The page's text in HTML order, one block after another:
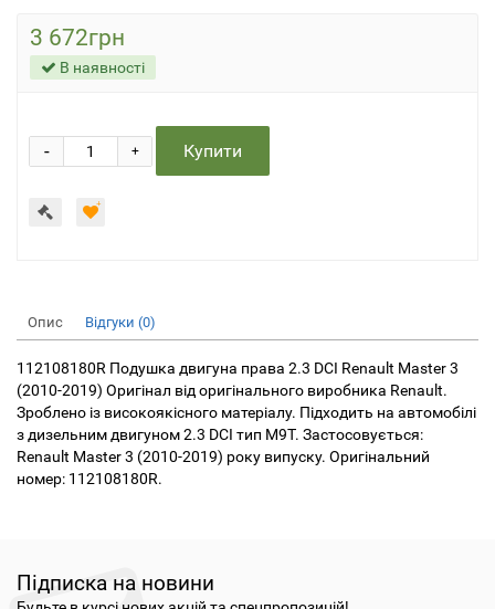
3 672грн
В наявності
+
- Купити
Опис Відгуки (0)
112108180R Подушка двигуна права 2.3 DCI Renault Master 3
(2010-2019) Оригінал від оригінального виробника Renault.
Зроблено із високоякісного матеріалу. Підходить на автомобілі
з дизельним двигуном 2.3 DCI тип M9T. Застосовується:
Renault Master 3 (2010-2019) року випуску. Оригінальний
номер: 112108180R.
Підписка на новини